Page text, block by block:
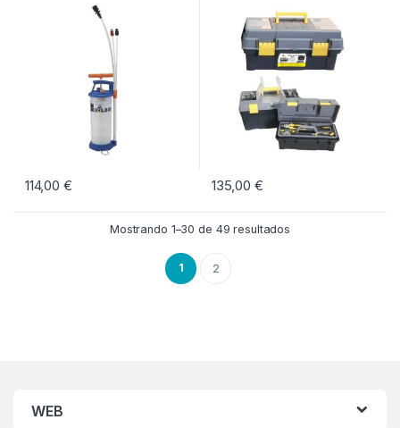
114,00 € 135,00 €
Mostrando 1–30 de 49 resultados
1 2
WEB